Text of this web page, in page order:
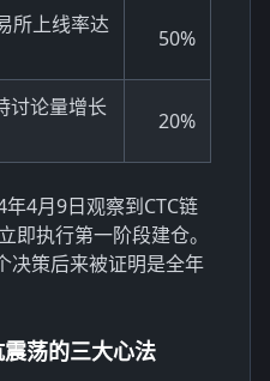
所上线率达
50%
讨论量增长
20%
4月9日观察到CTC链
即执行第一阶段建仓。
决策后来被证明是全年
荡的三大心法